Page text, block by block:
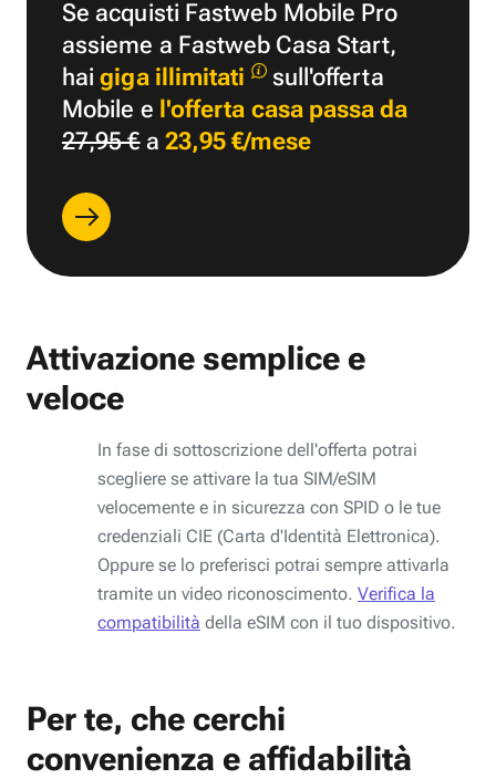
Se acquisti Fastweb Mobile Pro
assieme a Fastweb Casa Start,
haigiga illimitati
sull'offerta
Mobile e l'offerta casa passa da
27,95 €a 23,95 €/mese
Attivazione semplice e
veloce
In fase di sottoscrizione dell'offerta potrai
scegliere se attivare la tua SIM/eSIM
velocemente e in sicurezza con SPID o le tue
credenziali CIE (Carta d'Identità Elettronica).
Oppure se lo preferisci potrai sempre attivarla
tramite un video riconoscimento. Verifica la
compatibilità della eSIM con il tuo dispositivo.
Per te, che cerchi
convenienza e affidabilità